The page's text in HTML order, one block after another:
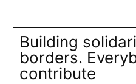
Building
borders.
contribute